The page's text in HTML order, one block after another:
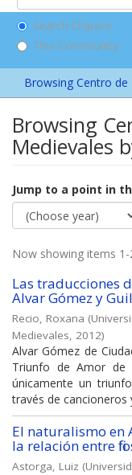
Search DSpace
This Community
Browsing Centro de
Browsing
Medievales
Jump to a point in
Now showing items
Las traducciones
Alvar Gómez y
Recio, Roxana (
Medievales, 2012)
Alvar Gómez de
Triunfo de Amor de
únicamente un
través de cancioneros
El naturalismo en
la relación entre
Astorga, Luiz (